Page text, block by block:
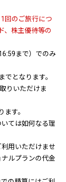
回のご旅行につ
、株主優待等の
まで）でのみ
となります。
りいただけま
す。
ては如何なる理
用いただけませ
ルプランの代金